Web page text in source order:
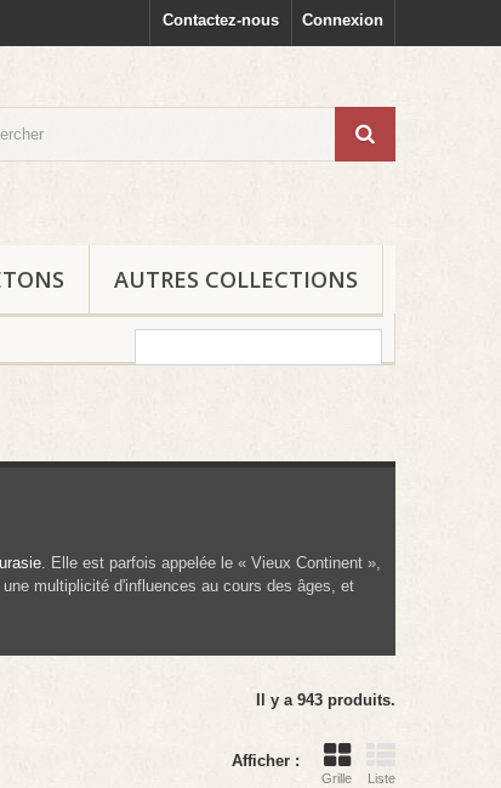
Connexion
Contactez-nous
AUTRES COLLECTIONS
. Elle est parfois appelée le « Vieux Continent »,
multiplicité d'influences au cours des âges, et
Il y a 943 produits.
Afficher :
Grille Liste